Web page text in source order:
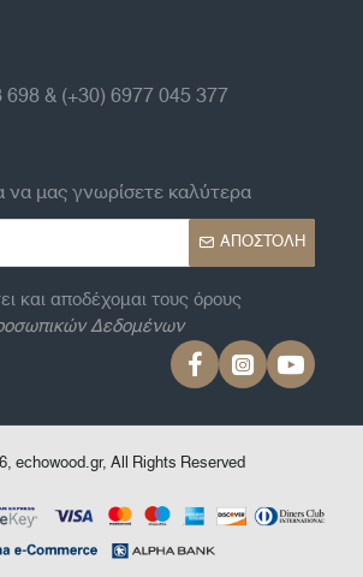
& (+30) 6977 045 377
να μας γνωρίσετε καλύτερα
ΑΠΟΣΤΟΛΉ
και αποδέχομαι τους όρους
Δεδομένων
echowood.gr, All Rights Reserved